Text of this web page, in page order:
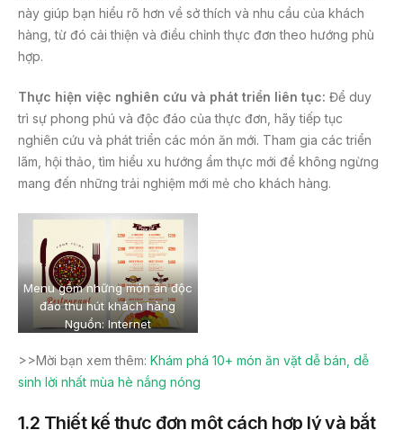
này giúp bạn hiểu rõ hơn về sở thích và nhu cầu của khách
hàng, từ đó cải thiện và điều chỉnh thực đơn theo hướng phù
hợp.
Thực hiện việc nghiên cứu và phát triển liên tục: Để duy
trì sự phong phú và độc đáo của thực đơn, hãy tiếp tục
nghiên cứu và phát triển các món ăn mới. Tham gia các triển
lãm, hội thảo, tìm hiểu xu hướng ẩm thực mới để không ngừng
mang đến những trải nghiệm mới mẻ cho khách hàng.
Menu gồm những món ăn độc
đáo thu hút khách hàng
Nguồn: Internet
>>Mời bạn xem thêm: Khám phá 10+ món ăn vặt dễ bán, dễ
sinh lời nhất mùa hè nắng nóng
1.2 Thiết kế thực đơn một cách hợp lý và bắt